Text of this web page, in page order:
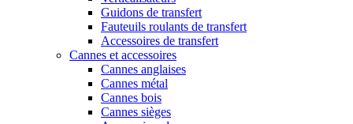
Guidons de transfert
Fauteuils roulants de transfert
Accessoires de transfert
Cannes et accessoires
Cannes anglaises
Cannes métal
Cannes bois
Cannes sièges